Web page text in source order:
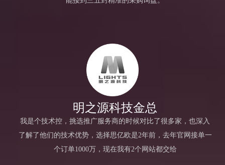
明之源科技金总
我是个技术控，挑选推广服务商的时候对比了很多家，也深入
了解了他们的技术优势，选择思亿欧是2年前，去年官网接单一
个订单1000万，现在我有2个网站都交给